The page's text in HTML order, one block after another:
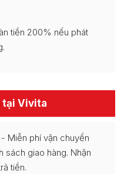
tiền 200% nếu phát
tại Vivita
- Miễn phí vận chuyển
sách giao hàng. Nhận
tiền.